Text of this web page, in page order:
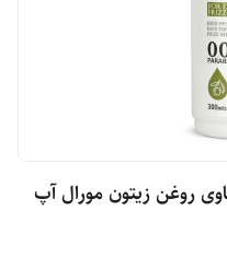
روغن زیتون مورال آپ